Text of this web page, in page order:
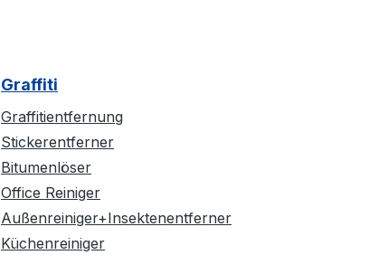
Graffiti
Graffitientfernung
Stickerentferner
Bitumenlöser
Office Reiniger
Außenreiniger+Insektenentferner
Küchenreiniger